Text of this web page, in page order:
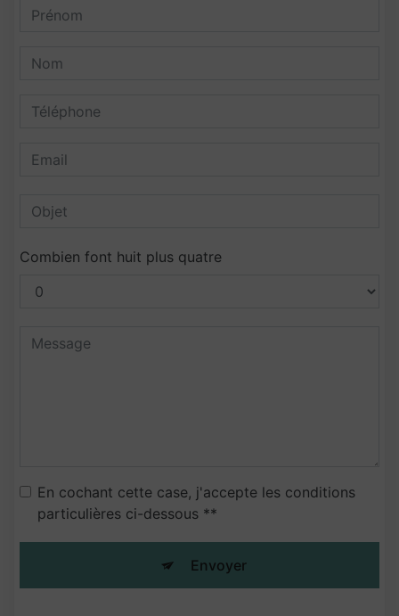
Combien font huit plus quatre
En cochant cette case, j'accepte les conditions
particulières ci-dessous **
Envoyer